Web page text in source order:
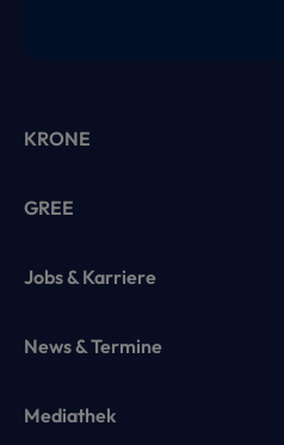
KRONE
GREE
Jobs & Karriere
News & Termine
Mediathek